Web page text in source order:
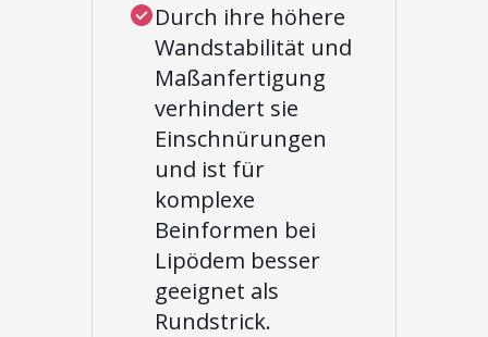
Durch ihre höhere
Wandstabilität und
Maßanfertigung
verhindert sie
Einschnürungen
und ist für
komplexe
Beinformen bei
Lipödem besser
geeignet als
Rundstrick.